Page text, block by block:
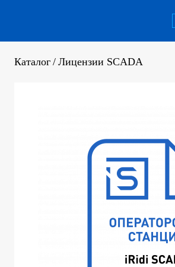
Каталог / Лицензии SCADA